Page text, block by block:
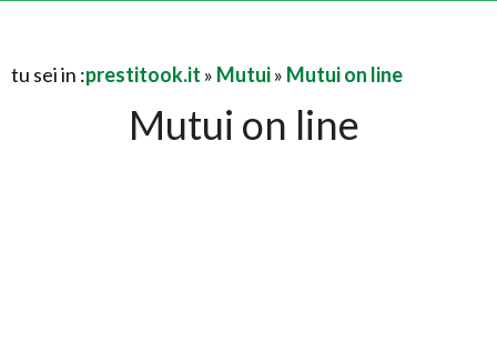
tu sei in :prestitook.it » Mutui» Mutui on line
Mutui on line